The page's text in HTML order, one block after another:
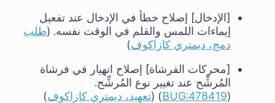
[الإدخال] إصلاح خطأ في الإدخال عند تفعيل
إيماءات اللمس والقلم في الوقت نفسه. (طلب
دمج، ديمتري كازاكوف)
[محركات الفرشاة] إصلاح انهيار في فرشاة
المُرشِّح عند تغيير نوع المُرشِّح.
(
BUG:478419
) (تعهيد، ديمتري كازاكوف)